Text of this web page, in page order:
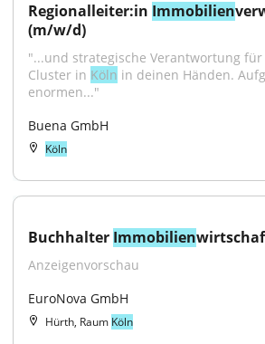
Regionalleiter:in Immobilien
(m/w/d)
"...und strategische Verantwortung
Cluster in Köln in deinen Händen.
enormen..."
Buena GmbH
Köln
Buchhalter Immobilien
Anzeigenvorschau
EuroNova GmbH
Hürth, Raum Köln